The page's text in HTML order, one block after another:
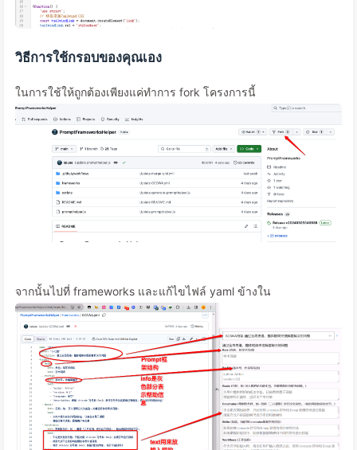
วิธีการใช้กรอบของคุณเอง
ในการใช้ให้ถูกต้องเพียงแค่ทำการ fork โครงการนี้
จากนั้นไปที่ frameworks และแก้ไขไฟล์ yaml ข้างใน